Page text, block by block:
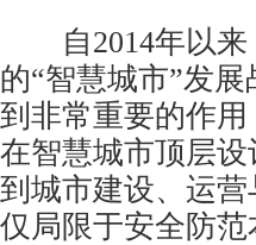
自2014年以来
的“智慧城市”发
到非常重要的作
在智慧城市顶层
到城市建设、运
仅局限于安全防